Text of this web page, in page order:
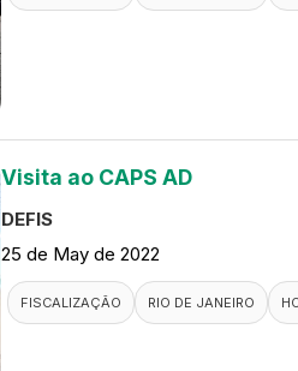
Visita ao CAPS AD
DEFIS
25 de May de 2022
FISCALIZAÇÃO RIO DE JANEIRO